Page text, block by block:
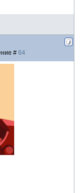
# 64